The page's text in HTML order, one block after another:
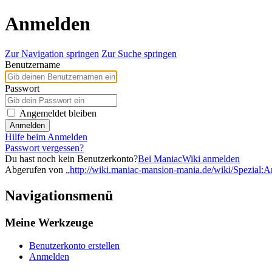
Anmelden
Zur Navigation springen Zur Suche springen
Benutzername
Passwort
Angemeldet bleiben
Anmelden
Hilfe beim Anmelden
Passwort vergessen?
Du hast noch kein Benutzerkonto?Bei ManiacWiki anmelden
Abgerufen von „http://wiki.maniac-mansion-mania.de/wiki/
Navigationsmenü
Meine Werkzeuge
Benutzerkonto erstellen
Anmelden